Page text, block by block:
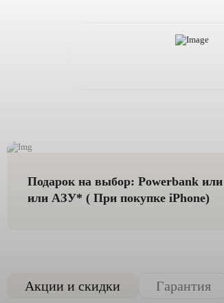
Подарок на выбор: Powerbank или
или AЗУ* ( При покупке iPhone)
Акции и скидки Гарантия